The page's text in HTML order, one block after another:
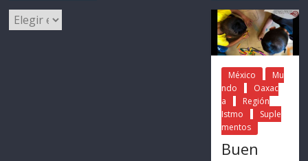
México
Mu
ndo
Oaxac
a
Región
Istmo
Suple
mentos
Buen